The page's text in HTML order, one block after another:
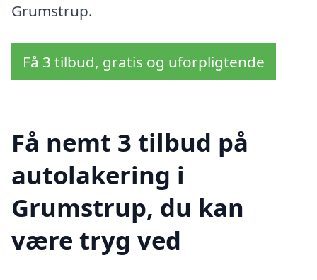
Grumstrup.
Få 3 tilbud, gratis og uforpligtende
Få nemt 3 tilbud på
autolakering i
Grumstrup, du kan
være tryg ved